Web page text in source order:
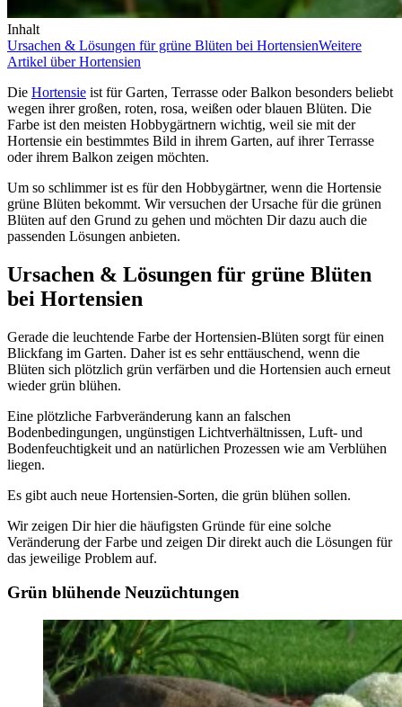
Inhalt
Ursachen & Lösungen für grüne Blüten bei HortensienWeitere
Artikel über Hortensien
Die Hortensie ist für Garten, Terrasse oder Balkon besonders beliebt
wegen ihrer großen, roten, rosa, weißen oder blauen Blüten. Die
Farbe ist den meisten Hobbygärtnern wichtig, weil sie mit der
Hortensie ein bestimmtes Bild in ihrem Garten, auf ihrer Terrasse
oder ihrem Balkon zeigen möchten.
Um so schlimmer ist es für den Hobbygärtner, wenn die Hortensie
grüne Blüten bekommt. Wir versuchen der Ursache für die grünen
Blüten auf den Grund zu gehen und möchten Dir dazu auch die
passenden Lösungen anbieten.
Ursachen & Lösungen für grüne Blüten
bei Hortensien
Gerade die leuchtende Farbe der Hortensien-Blüten sorgt für einen
Blickfang im Garten. Daher ist es sehr enttäuschend, wenn die
Blüten sich plötzlich grün verfärben und die Hortensien auch erneut
wieder grün blühen.
Eine plötzliche Farbveränderung kann an falschen
Bodenbedingungen, ungünstigen Lichtverhältnissen, Luft- und
Bodenfeuchtigkeit und an natürlichen Prozessen wie am Verblühen
liegen.
Es gibt auch neue Hortensien-Sorten, die grün blühen sollen.
Wir zeigen Dir hier die häufigsten Gründe für eine solche
Veränderung der Farbe und zeigen Dir direkt auch die Lösungen für
das jeweilige Problem auf.
Grün blühende Neuzüchtungen